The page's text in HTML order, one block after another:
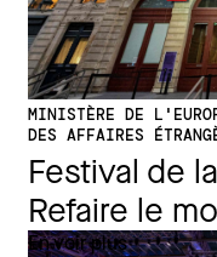
MINISTÈRE DE
DES AFFAIRES
Festival de
Refaire le
En voir plus